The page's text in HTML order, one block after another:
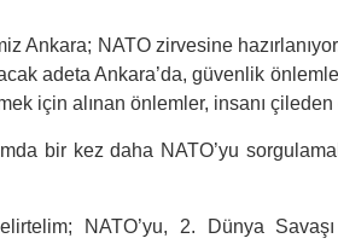
Ankara; NATO zirvesine
adeta Ankara’da, güvenlik
için alınan önlemler, insanı çileden
bir kez daha NATO’yu
NATO’yu, 2. Dünya